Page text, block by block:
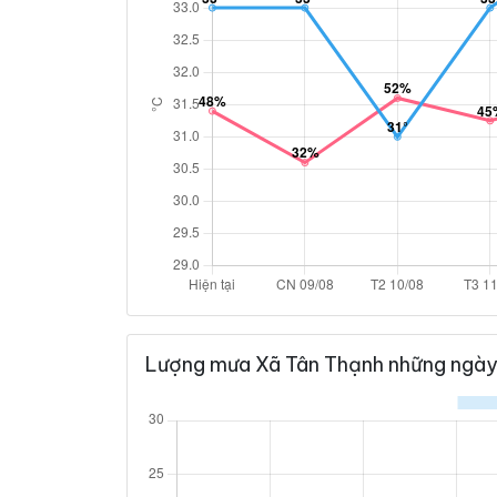
Lượng mưa Xã Tân Thạnh những